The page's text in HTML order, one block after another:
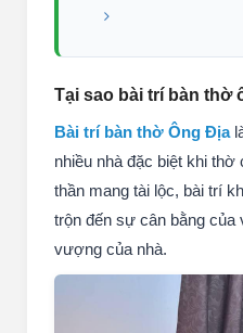
Tại sao bài trí bàn thờ
Bài trí bàn thờ Ông Địa
nhiều nhà đặc biệt khi
thần mang tài lộc, bài trí
trộn đến sự cân bằng
vượng của nhà.